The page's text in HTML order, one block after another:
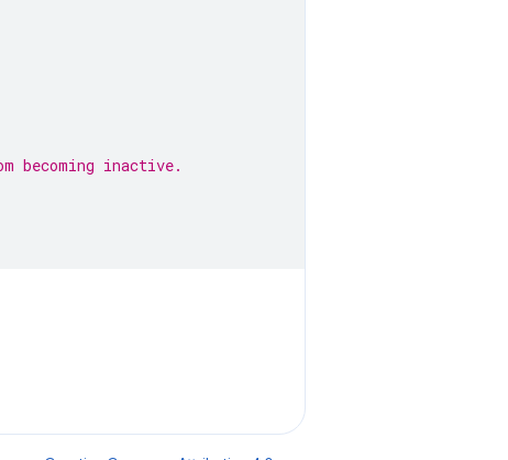
becoming inactive.